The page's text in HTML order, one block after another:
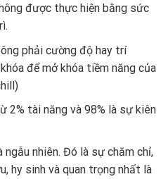
được thực hiện bằng sức
phải cường độ hay trí
để mở khóa tiềm năng của
2% tài năng và 98% là sự kiên
ngẫu nhiên. Đó là sự chăm chỉ,
hy sinh và quan trọng nhất là